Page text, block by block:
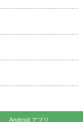
Android アプリ